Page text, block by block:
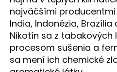
najväčšími
India, Indonézia,
Nikotín sa z tabakových
procesom sušenia a
sa mení ich chemické